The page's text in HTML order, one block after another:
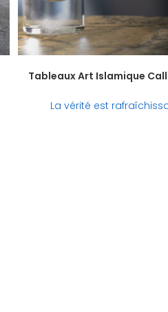
Tableaux Art Islamique
La vérité est